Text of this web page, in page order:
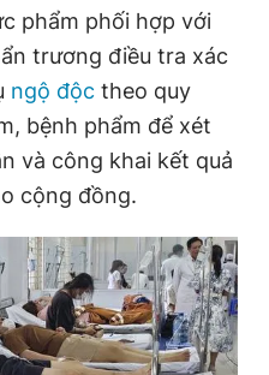
Liên hệ quảng cáo
phẩm phối hợp với
trương điều tra xác
ngộ độc theo quy
bệnh phẩm để xét
và công khai kết quả
cộng đồng.